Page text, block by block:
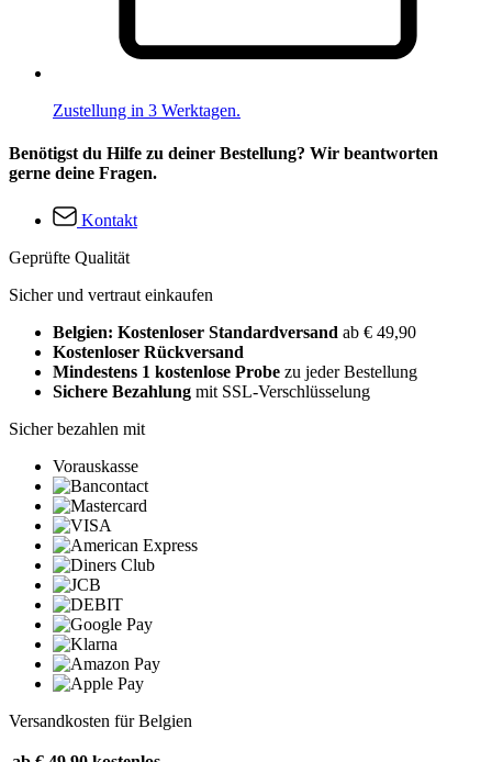
Zustellung in 3 Werktagen.
Benötigst du Hilfe zu deiner Bestellung? Wir beantworten
gerne deine Fragen.
Kontakt
Geprüfte Qualität
Sicher und vertraut einkaufen
Belgien: Kostenloser Standardversand ab € 49,90
Kostenloser Rückversand
Mindestens 1 kostenlose Probe zu jeder Bestellung
Sichere Bezahlung mit SSL-Verschlüsselung
Sicher bezahlen mit
Vorauskasse
Versandkosten für Belgien